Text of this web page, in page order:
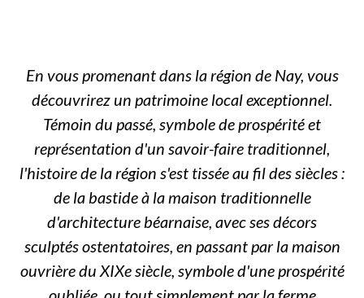
En vous promenant dans la région de Nay, vous
découvrirez un patrimoine local exceptionnel.
Témoin du passé, symbole de prospérité et
représentation d'un savoir-faire traditionnel,
l'histoire de la région s'est tissée au fil des siècles :
de la bastide à la maison traditionnelle
d'architecture béarnaise, avec ses décors
sculptés ostentatoires, en passant par la maison
ouvrière du XIXe siècle, symbole d'une prospérité